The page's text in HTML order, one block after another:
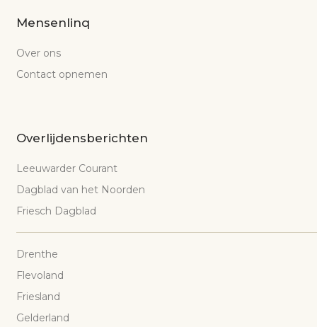
Mensenlinq
Over ons
Contact opnemen
Overlijdensberichten
Leeuwarder Courant
Dagblad van het Noorden
Friesch Dagblad
Drenthe
Flevoland
Friesland
Gelderland